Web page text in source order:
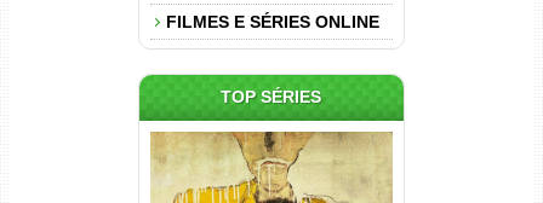
FILMES E SÉRIES ONLINE
TOP SÉRIES